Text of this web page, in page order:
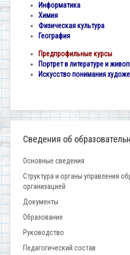
Информатика
Химия
Физическая культура
География
Предпрофильные курсы
Портрет в литературе и
Искусство понимания
Сведения об
Основные сведения
Структура и органы управления
организацией
Документы
Образование
Руководство
Педагогический состав